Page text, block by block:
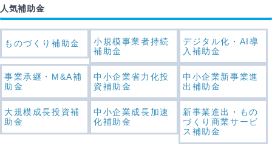
人気補助金
ものづくり補助金
小規模事業者持続
補助金
デジタル化・AI導
入補助金
事業承継・M&A補
助金
中小企業省力化投
資補助金
中小企業新事業進
出補助金
大規模成長投資補
助金
中小企業成長加速
化補助金
新事業進出・もの
づくり商業サービ
ス補助金